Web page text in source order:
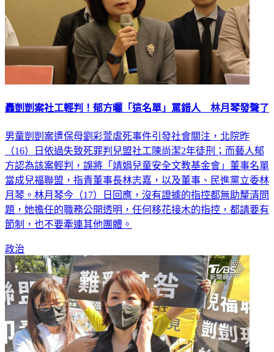
轟剴剴案社工輕判！郁方曬「這名單」罵錯人 林月琴發聲了
男童剴剴案遭保母劉彩萱虐死事件引發社會關注，北院昨
（16）日依過失致死罪判兒盟社工陳尚潔2年徒刑；而藝人郁
方認為該案輕判，誤將「靖娟兒童安全文教基金會」董事名單
當成兒福聯盟，指責董事長林志嘉，以及董事、民進黨立委林
月琴。林月琴今（17）日回應，沒有證據的指控都無助釐清問
題，她擔任的職務公開透明，任何移花接木的指控，都請要有
節制，也不要牽連其他團體。
政治